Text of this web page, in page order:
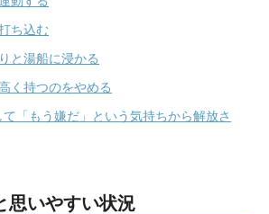
ち込む
と湯船に浸かる
く持つのをやめる
「もう嫌だ」という気持ちから解放さ
思いやすい状況